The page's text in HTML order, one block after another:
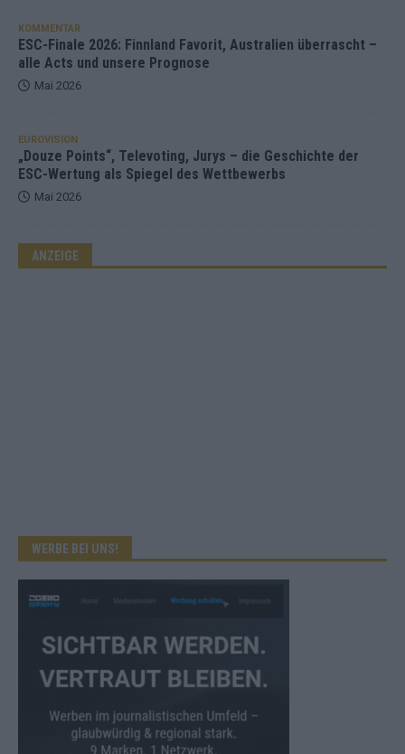
KOMMENTAR
ESC-Finale 2026: Finnland Favorit, Australien überrascht –
alle Acts und unsere Prognose
Mai 2026
EUROVISION
„Douze Points“, Televoting, Jurys – die Geschichte der
ESC-Wertung als Spiegel des Wettbewerbs
Mai 2026
ANZEIGE
WERBE BEI UNS!